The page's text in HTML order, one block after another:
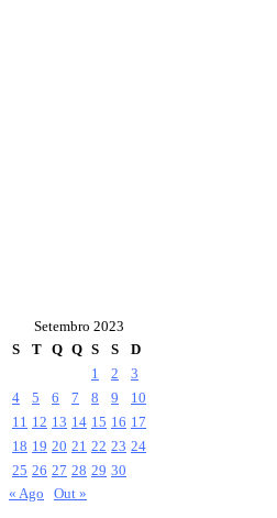
Setembro 2023
S
T Q Q S S
D
1
2
3
4
5 6 7 8 9
10
11 12 13 14 15 16 17
18 19 20 21 22 23 24
25 26 27 28 29 30
« Ago
Out »